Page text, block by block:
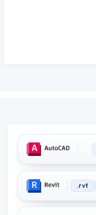
Output formats and
.rvt